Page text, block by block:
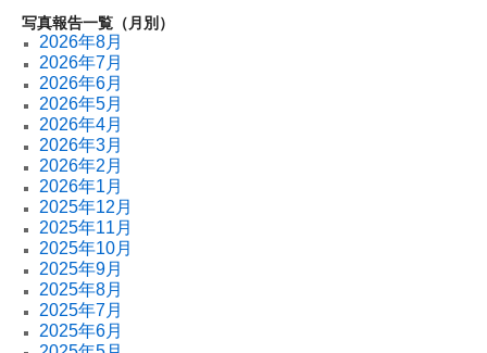
写真報告一覧（月別）
2026年8月
2026年7月
2026年6月
2026年5月
2026年4月
2026年3月
2026年2月
2026年1月
2025年12月
2025年11月
2025年10月
2025年9月
2025年8月
2025年7月
2025年6月